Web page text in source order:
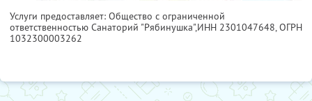
Услуги предоставляет: Общество с ограниченной
ответственностью Санаторий "Рябинушка",ИНН 2301047648, ОГРН
1032300003262